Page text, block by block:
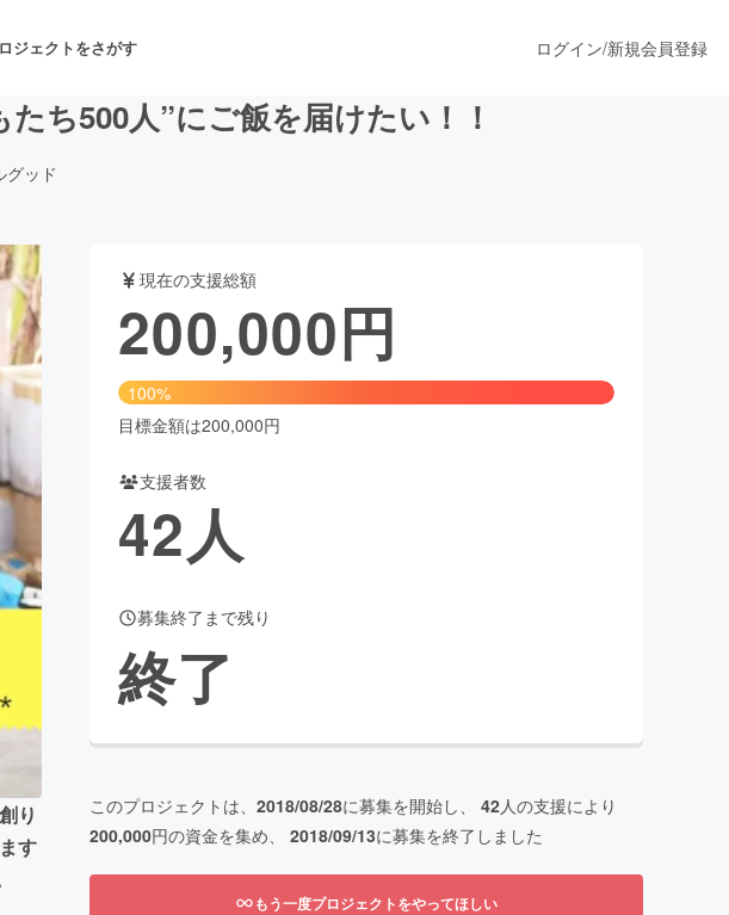
ジェクトをさがす
舞台・パフォーマンス
フード・飲食店 ファッション
アニメ・漫画
ビューティー・ヘルスケア
ログイン/新規会員登録
ち500人”にご飯を届けたい！！
グッド
り
す
現在の支援総額
200,000円
100%
目標金額は200,000円
支援者数
42人
募集終了まで残り
終了
このプロジェクトは、 2018/08/28に募集を開始し、 42人の支援により
200,000円の資金を集め、 2018/09/13に募集を終了しました
もう一度プロジェクトをやってほしい